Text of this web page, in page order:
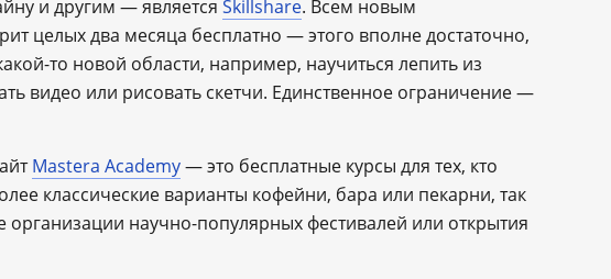
и другим — является Skillshare. Всем новым
целых два месяца бесплатно — этого вполне достаточно,
то новой области, например, научиться лепить из
видео или рисовать скетчи. Единственное ограничение —
Mastera Academy— это бесплатные курсы для тех, кто
классические варианты кофейни, бара или пекарни, так
научно-популярных фестивалей или открытия